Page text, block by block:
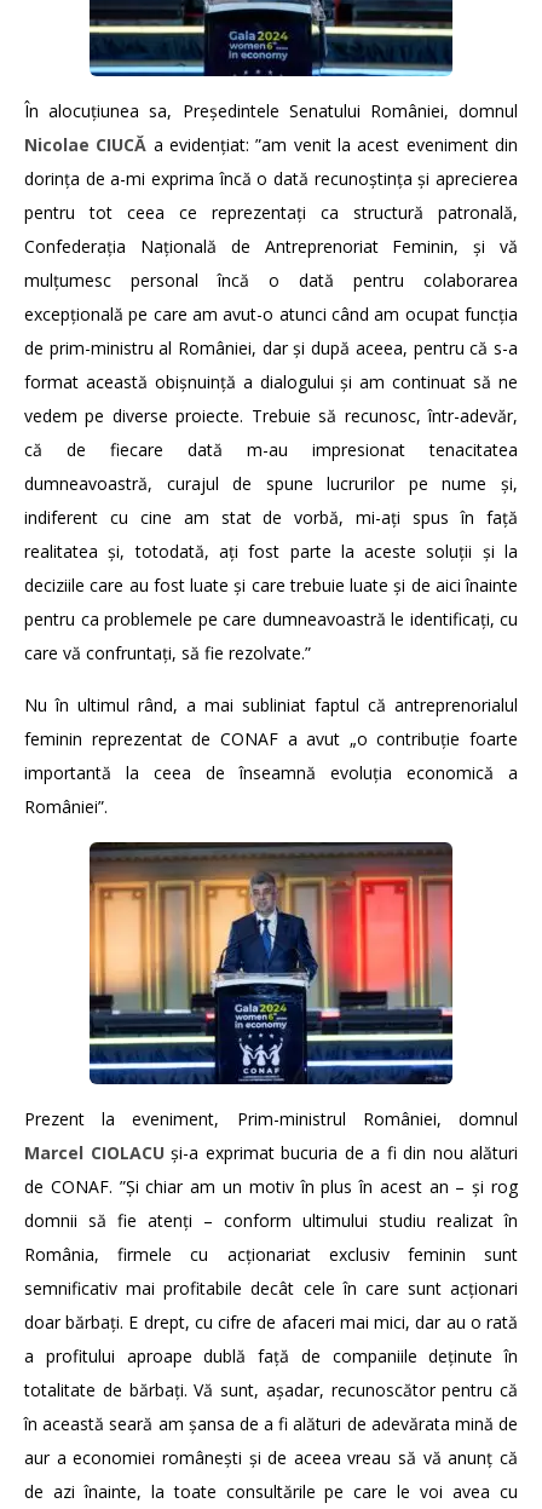
În alocuțiunea sa, Președintele Senatului României, domnul
Nicolae CIUCĂ a evidențiat: ”am venit la acest eveniment din
dorința de a-mi exprima încă o dată recunoștința și aprecierea
pentru tot ceea ce reprezentați ca structură patronală,
Confederația Națională de Antreprenoriat Feminin, și vă
mulțumesc personal încă o dată pentru colaborarea
excepțională pe care am avut-o atunci când am ocupat funcția
de prim-ministru al României, dar și după aceea, pentru că s-a
format această obișnuință a dialogului și am continuat să ne
vedem pe diverse proiecte. Trebuie să recunosc, într-adevăr,
că de fiecare dată m-au impresionat tenacitatea
dumneavoastră, curajul de spune lucrurilor pe nume și,
indiferent cu cine am stat de vorbă, mi-ați spus în față
realitatea și, totodată, ați fost parte la aceste soluții și la
deciziile care au fost luate și care trebuie luate și de aici înainte
pentru ca problemele pe care dumneavoastră le identificați, cu
care vă confruntați, să fie rezolvate.”
Nu în ultimul rând, a mai subliniat faptul că antreprenorialul
feminin reprezentat de CONAF a avut „o contribuție foarte
importantă la ceea de înseamnă evoluția economică a
României”.
Prezent la eveniment, Prim-ministrul României, domnul
Marcel CIOLACU și-a exprimat bucuria de a fi din nou alături
de CONAF. ”Și chiar am un motiv în plus în acest an – și rog
domnii să fie atenți – conform ultimului studiu realizat în
România, firmele cu acționariat exclusiv feminin sunt
semnificativ mai profitabile decât cele în care sunt acționari
doar bărbați. E drept, cu cifre de afaceri mai mici, dar au o rată
a profitului aproape dublă față de companiile deținute în
totalitate de bărbați. Vă sunt, așadar, recunoscător pentru că
în această seară am șansa de a fi alături de adevărata mină de
aur a economiei românești și de aceea vreau să vă anunț că
de azi înainte, la toate consultările pe care le voi avea cu